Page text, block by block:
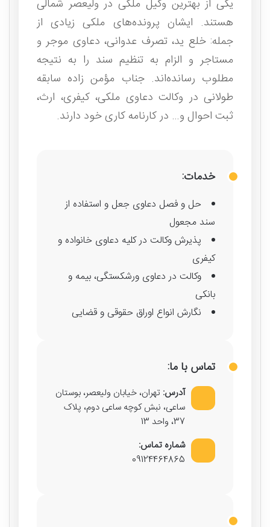
یکی از بهترین وکیل ملکی در ولیعصر شمالی
هستند. ایشان پرونده‌های ملکی زیادی از
جمله: خلع ید، تصرف عدوانی، دعاوی موجر و
مستاجر و الزام به تنظیم سند را به نتیجه
مطلوب رسانده‌اند. جناب مؤمن زاده سابقه
طولانی در وکالت دعاوی ملکی، کیفری، ارث،
ثبت احوال و… در کارنامه کاری خود دارند.
خدمات:
حل و فصل دعاوی جعل و استفاده از
سند مجعول
پذیرش وکالت در کلیه دعاوی خانواده و
کیفری
وکالت در دعاوی ورشکستگی، بیمه و
بانکی
نگارش انواع اوراق حقوقی و قضایی
تماس با ما:
آدرس: تهران، خیابان ولیعصر، بوستان
ساعی، نبش کوچه ساعی دوم، پلاک
37، واحد 13
شماره تماس:
09124464865